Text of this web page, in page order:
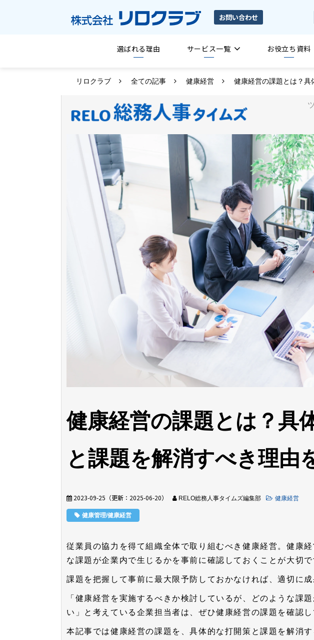
お問い合わせ
選ばれる理由 サービス一覧 お役立ち資料
リロクラブ 全ての記事 健康経営 健康経営の課題とは？具
健康経営の課題とは？具
と課題を解消すべき理由
2023-09-25 （更新： 2025-06-20） RELO総務人事タイムズ編集部 健康経営
健康管理/健康経営
従業員の協力を得て組織全体で取り組むべき健康経営。健康
な課題が企業内で生じるかを事前に確認しておくことが大切で
課題を把握して事前に最大限予防しておかなければ、適切に
「健康経営を実施するべきか検討しているが、どのような課
い」と考えている企業担当者は、ぜひ健康経営の課題を確認し
本記事では健康経営の課題を、具体的な打開策と課題を解消